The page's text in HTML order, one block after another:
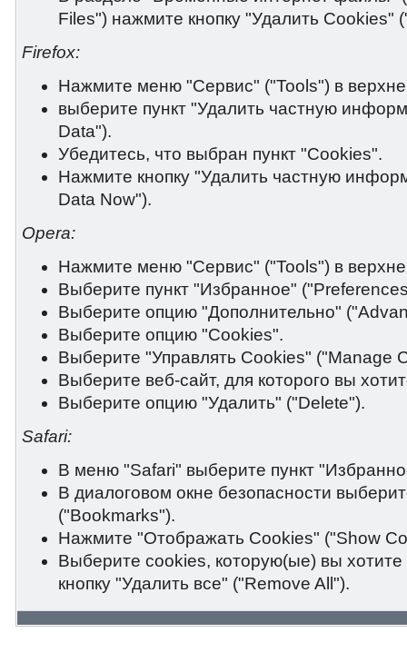
Files") нажмите кнопку "Удалить Cookies"
Firefox:
Нажмите меню "Сервис" ("Tools") в
выберите пункт "Удалить частную
Data").
Убедитесь, что выбран пункт "Cookies".
Нажмите кнопку "Удалить частную
Data Now").
Opera:
Нажмите меню "Сервис" ("Tools") в
Выберите пункт "Избранное"
Выберите опцию "Дополнительно"
Выберите опцию "Cookies".
Выберите "Управлять Cookies" ("Manage
Выберите веб-сайт, для которого вы
Выберите опцию "Удалить" ("Delete").
Safari:
В меню "Safari" выберите пункт
В диалоговом окне безопасности
("Bookmarks").
Нажмите "Отображать Cookies" ("Show
Выберите cookies, которую(ые) вы
кнопку "Удалить все" ("Remove All").